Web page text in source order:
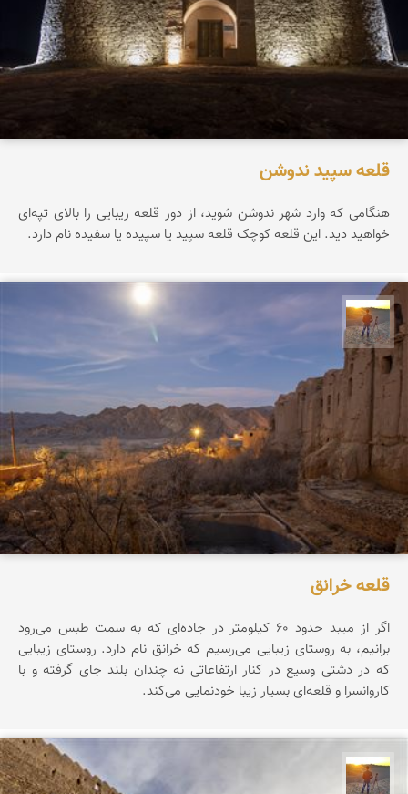
قلعه سپید ندوشن
هنگامی که وارد شهر ندوشن شوید، از دور قلعه زیبایی را بالای تپه‌ای
خواهید دید. این قلعه کوچک قلعه سپید یا سپیده یا سفیده نام دارد.
قلعه خرانق
اگر از میبد حدود ۶۰ کیلومتر در جاده‌ای که به سمت طبس می‌رود
برانیم، به روستای زیبایی می‌رسیم که خرانق نام دارد. روستای زیبایی
که در دشتی وسیع در کنار ارتفاعاتی نه چندان بلند جای گرفته و با
کاروانسرا و قلعه‌ای بسیار زیبا خودنمایی می‌کند.